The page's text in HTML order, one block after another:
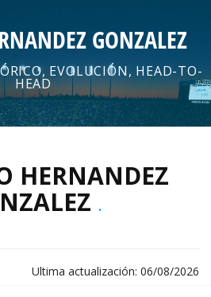
GONZALEZ
EVOLUCIÓN, HEAD-TO-
HEAD
HERNANDEZ
.
Ultima actualización: 06/08/2026